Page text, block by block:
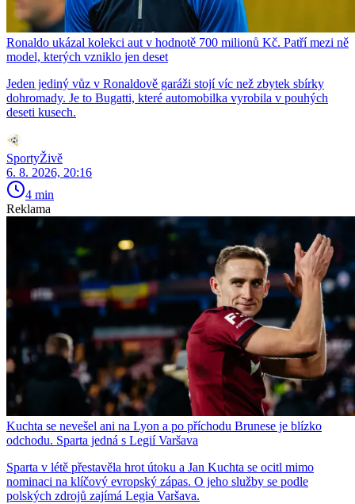
Ronaldo ukázal kolekci aut v hodnotě 700 milionů Kč. Patří mezi ně
model, kterých vzniklo jen deset
Jeden jediný vůz v Ronaldově garáži stojí víc než zbytek sbírky
dohromady. Je to Bugatti, které automobilka vyrobila v pouhých
deseti kusech.
SportyŽivě
6. 8. 2026, 20:16
4 min
Reklama
Kuchta se nevešel ani na Lyon a po příchodu Brunese je blízko
odchodu. Sparta jedná s Legií Varšava
Sparta v létě přestavěla hrot útoku a Jan Kuchta se ocitl mimo
nominaci na klíčový evropský zápas. O jeho služby se podle
polských zdrojů zajímá Legia Varšava.